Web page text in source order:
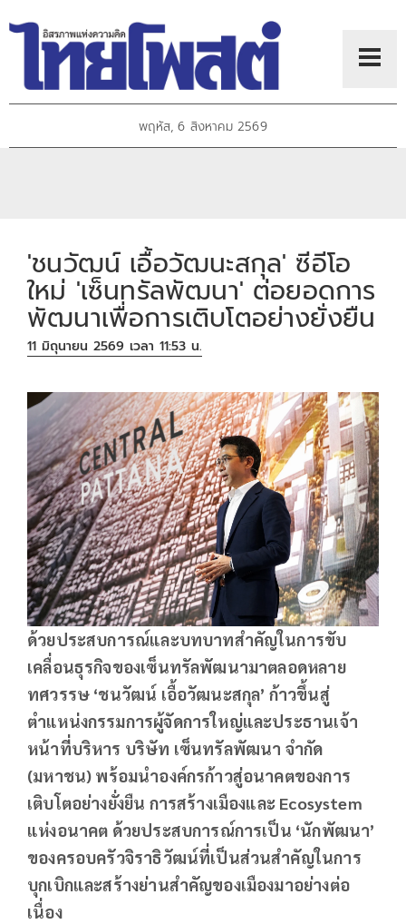
พฤหัส, 6 สิงหาคม 2569
'ชนวัฒน์ เอื้อวัฒนะสกุล' ซีอีโอ
ใหม่ 'เซ็นทรัลพัฒนา' ต่อยอดการ
พัฒนาเพื่อการเติบโตอย่างยั่งยืน
11 มิถุนายน 2569 เวลา 11:53 น.
ด้วยประสบการณ์และบทบาทสำคัญในการขับ
เคลื่อนธุรกิจของเซ็นทรัลพัฒนามาตลอดหลาย
ทศวรรษ ‘ชนวัฒน์ เอื้อวัฒนะสกุล’ ก้าวขึ้นสู่
ตำแหน่งกรรมการผู้จัดการใหญ่และประธานเจ้า
หน้าที่บริหาร บริษัท เซ็นทรัลพัฒนา จำกัด
(มหาชน) พร้อมนำองค์กรก้าวสู่อนาคตของการ
เติบโตอย่างยั่งยืน การสร้างเมืองและ Ecosystem
แห่งอนาคต ด้วยประสบการณ์การเป็น ‘นักพัฒนา’
ของครอบครัวจิราธิวัฒน์ที่เป็นส่วนสำคัญในการ
บุกเบิกและสร้างย่านสำคัญของเมืองมาอย่างต่อ
เนื่อง